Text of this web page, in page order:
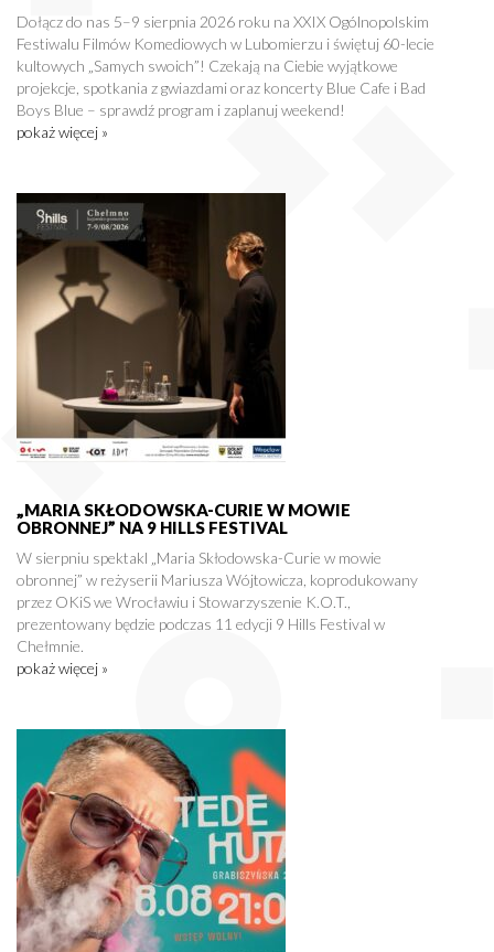
Dołącz do nas 5–9 sierpnia 2026 roku na XXIX Ogólnopolskim
Festiwalu Filmów Komediowych w Lubomierzu i świętuj 60-lecie
kultowych „Samych swoich”! Czekają na Ciebie wyjątkowe
projekcje, spotkania z gwiazdami oraz koncerty Blue Cafe i Bad
Boys Blue – sprawdź program i zaplanuj weekend!
pokaż więcej »
„MARIA SKŁODOWSKA-CURIE W MOWIE
OBRONNEJ” NA 9 HILLS FESTIVAL
W sierpniu spektakl „Maria Skłodowska-Curie w mowie
obronnej” w reżyserii Mariusza Wójtowicza, koprodukowany
przez OKiS we Wrocławiu i Stowarzyszenie K.O.T.,
prezentowany będzie podczas 11 edycji 9 Hills Festival w
Chełmnie.
pokaż więcej »